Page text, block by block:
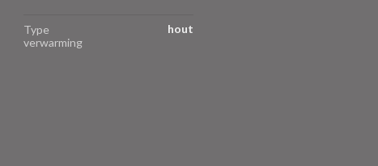
Type
verwarming
hout